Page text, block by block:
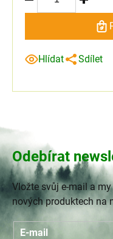
Hlídat Sdílet
Odebírat
Vložte svůj e-mail a
nových produktech na
E-mail